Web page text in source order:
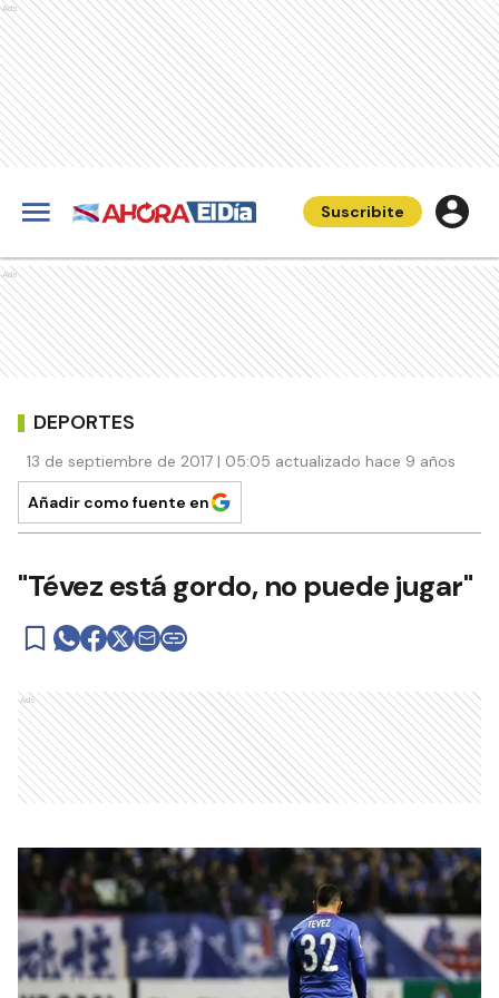
Ads
Suscribite
Ads
DEPORTES
13 de septiembre de 2017 | 05:05 actualizado hace 9 años
Añadir como fuente en
"Tévez está gordo, no puede jugar"
Ads